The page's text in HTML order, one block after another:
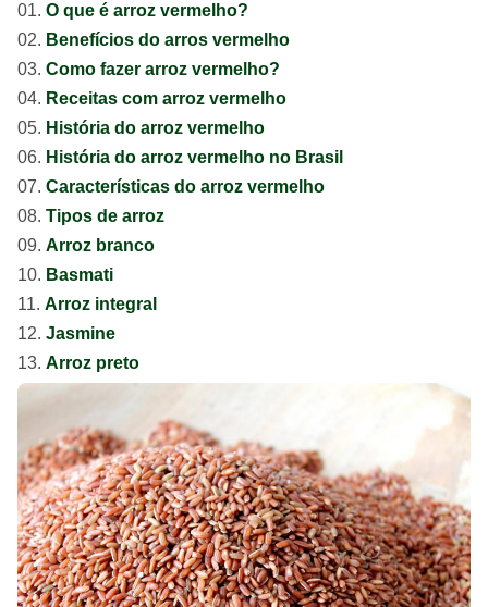
O que é arroz vermelho?
Benefícios do arros vermelho
Como fazer arroz vermelho?
Receitas com arroz vermelho
História do arroz vermelho
História do arroz vermelho no Brasil
Características do arroz vermelho
Tipos de arroz
Arroz branco
Basmati
Arroz integral
Jasmine
Arroz preto